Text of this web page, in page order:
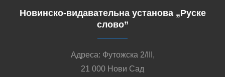
Новинско-видавательна установа „Руске
слово”
Адреса: Футожска 2/III,
21 000 Нови Сад